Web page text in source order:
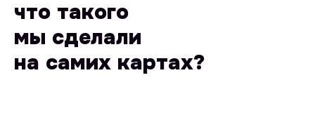
что такого
мы сделали
на самих картах?